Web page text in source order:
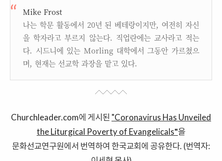
Mike Frost
나는 학문 활동에서 20년 된 베테랑이지만, 여전히 자신
을 학자라고 부르지 않는다. 직업란에는 교사라고 적는
다. 시드니에 있는 Morling 대학에서 그동안 가르쳤으
며, 현재는 선교학 과장을 맡고 있다.
Churchleader.com에 게시된 "Coronavirus Has Unveiled
the Liturgical Poverty of Evangelicals"을
문화선교연구원에서 번역하여 한국교회에 공유한다. (번역자: